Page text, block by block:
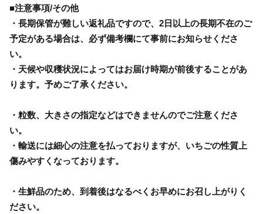
■注意事項/その他
・長期保管が難しい返礼品ですので、2日以上の長期不在のご
予定がある場合は、必ず備考欄にて事前にお知らせくださ
い。
・天候や収穫状況によってはお届け時期が前後することがあ
ります。予めご了承ください。
・粒数、大きさの指定などはできませんのでご注意くださ
い。
・輸送には細心の注意を払っておりますが、いちごの性質上
傷みやすくなっております。
・生鮮品のため、到着後はなるべくお早めにお召し上がりく
ださい。